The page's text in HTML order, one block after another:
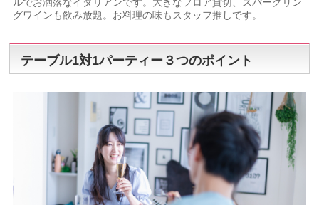
グワインも飲み放題。お料理の味もスタッフ推しです。
テーブル1対1パーティー３つのポイント